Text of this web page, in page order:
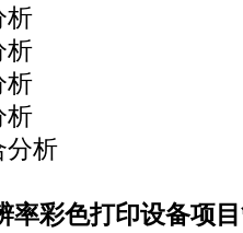
析
率彩色打印设备项